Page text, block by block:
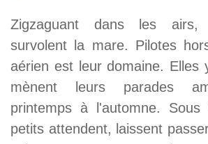
Zigzaguant dans les airs,
survolent la mare. Pilotes
aérien est leur domaine. Elles
mènent leurs parades
printemps à l'automne.
petits attendent, laissent